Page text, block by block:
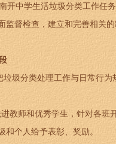
中学生活垃圾分类工作任
监督检查，建立和完善相关
圾分类处理工作与日常行为
教师和优秀学生，针对各班
个人给予表彰、奖励。